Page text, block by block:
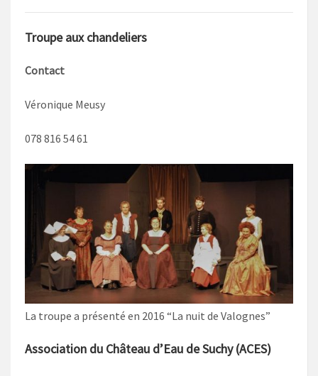
Troupe aux chandeliers
Contact
Véronique Meusy
078 816 54 61
La troupe a présenté en 2016 “La nuit de Valognes”
Association du Château d’Eau de Suchy (ACES)